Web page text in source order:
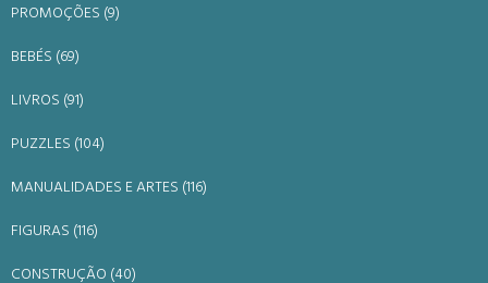
PROMOÇÕES (9)
BEBÉS (69)
LIVROS (91)
PUZZLES (104)
MANUALIDADES E ARTES (116)
FIGURAS (116)
CONSTRUÇÃO (40)